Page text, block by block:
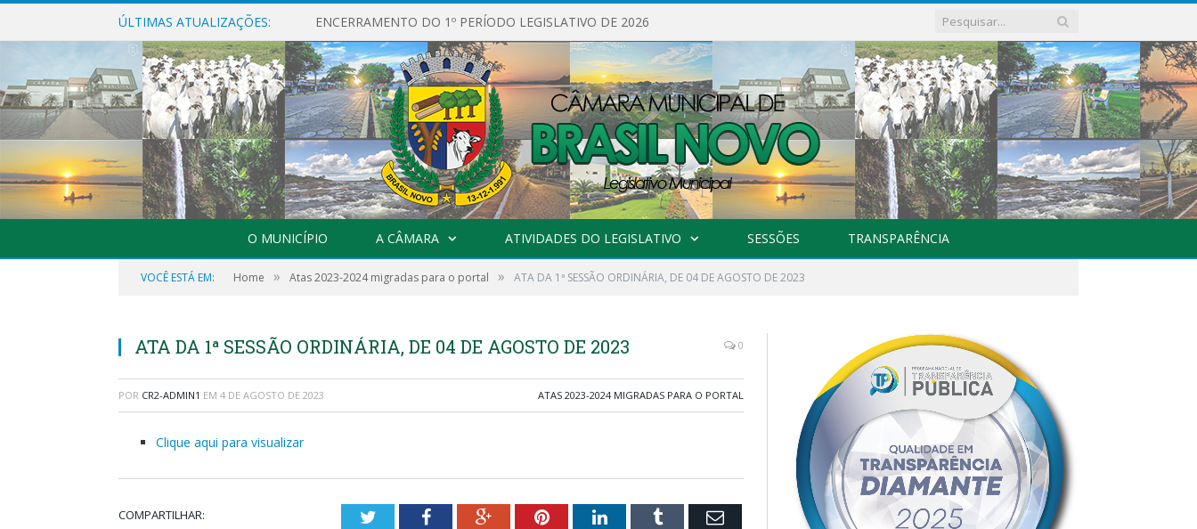
ÚLTIMAS ATUALIZAÇÕES: ENCERRAMENTO DO 1º PERÍODO LEGISLATIVO DE 2026
O MUNICÍPIO A CÂMARA ATIVIDADES DO LEGISLATIVO SESSÕES TRANSPARÊNCIA
VOCÊ ESTÁ EM: Home » Atas 2023-2024 migradas para o portal » ATA DA 1ª SESSÃO ORDINÁRIA, DE 04 DE AGOSTO DE 2023
ATA DA 1ª SESSÃO ORDINÁRIA, DE 04 DE AGOSTO DE 2023 0
POR CR2-ADMIN1 EM 4 DE AGOSTO DE 2023 ATAS 2023-2024 MIGRADAS PARA O PORTAL
Clique aqui para visualizar
COMPARTILHAR: TwitterFacebookGoogle+PinterestLinkedInTumblr Email